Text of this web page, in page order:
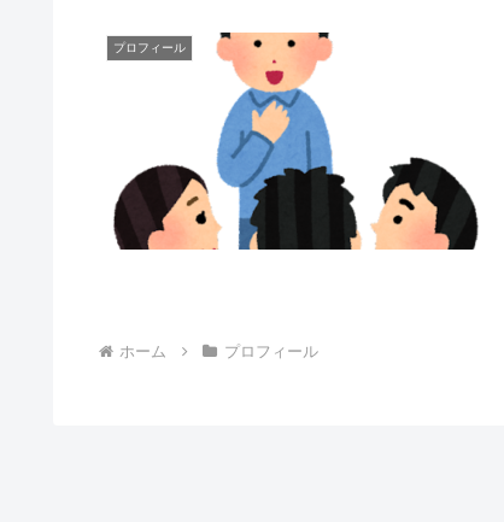
プロフィール
ホーム プロフィール